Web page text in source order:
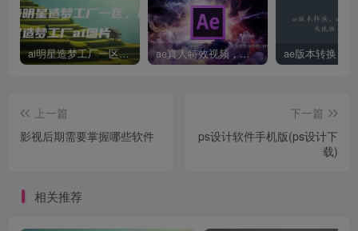
ai明星造梦工厂一区，明星造梦工厂ai图片 ae真人特效视频，大学生第一次做ppt怎么做
上一篇
影视后期需要掌握哪些软件
下一篇
ps设计软件手机版(ps设计下
载)
相关推荐